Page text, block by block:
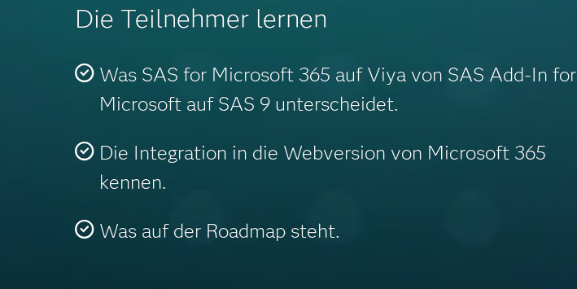
Die Teilnehmer lernen
Was SAS for Microsoft 365 auf Viya von SAS Add-In for
Microsoft auf SAS 9 unterscheidet.
Die Integration in die Webversion von Microsoft 365
kennen.
Was auf der Roadmap steht.